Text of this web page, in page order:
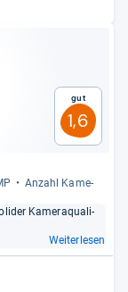
Gut
1,6
Anzahl Kame­
Kame­raqua­li­
Weiterlesen